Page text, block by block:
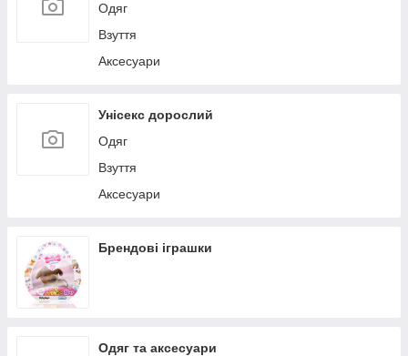
Одяг
Взуття
Аксесуари
Унісекс дорослий
Одяг
Взуття
Аксесуари
Брендові іграшки
Одяг та аксесуари